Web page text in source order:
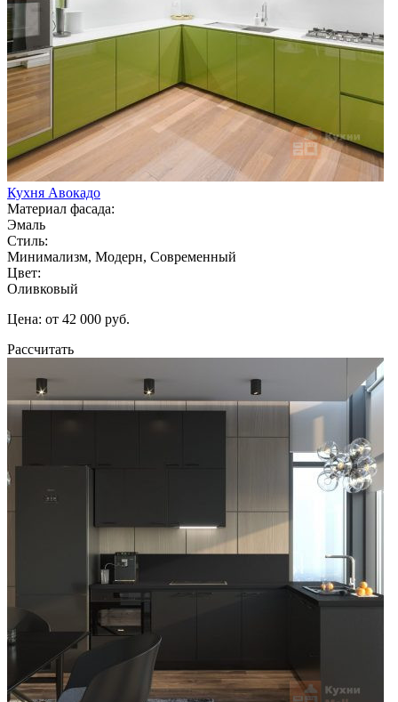
Кухня Авокадо
Материал фасада:
Эмаль
Стиль:
Минимализм, Модерн, Современный
Цвет:
Оливковый
Цена: от 42 000 руб.
Рассчитать